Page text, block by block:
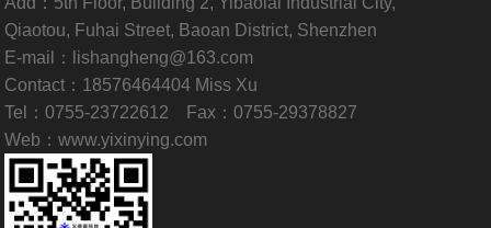
Qiaotou, Fuhai Street, Baoan District, Shenzhen
E-mail：lishangheng@163.com
Contact：18576464404 Miss Xu
Tel：0755-23722612 Fax：0755-29378827
Web：www.yixinying.com